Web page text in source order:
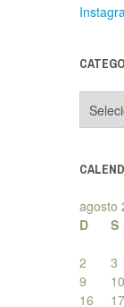
de
agosto
D
S
2
3
9
10
16
17